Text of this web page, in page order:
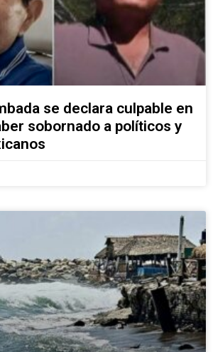
se declara culpable en
sobornado a políticos y